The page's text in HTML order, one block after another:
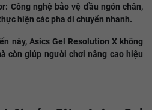
Công nghệ bảo vệ đầu ngón chân,
hiện các pha di chuyển nhanh.
này, Asics Gel Resolution X không
còn giúp người chơi nâng cao hiệu